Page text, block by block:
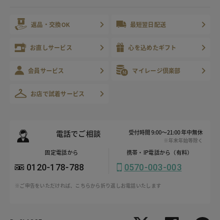
返品・交換OK 最短翌日配送
お直しサービス 心を込めたギフト
会員サービス マイレージ倶楽部
お店で試着サービス
電話でご相談 受付時間 9:00～21:00 年中無休
※年末年始等除く
固定電話から
0120-178-788
携帯・IP電話から（有料）
0570-003-003
※ご申告をいただければ、こちらから折り返しお電話いたします